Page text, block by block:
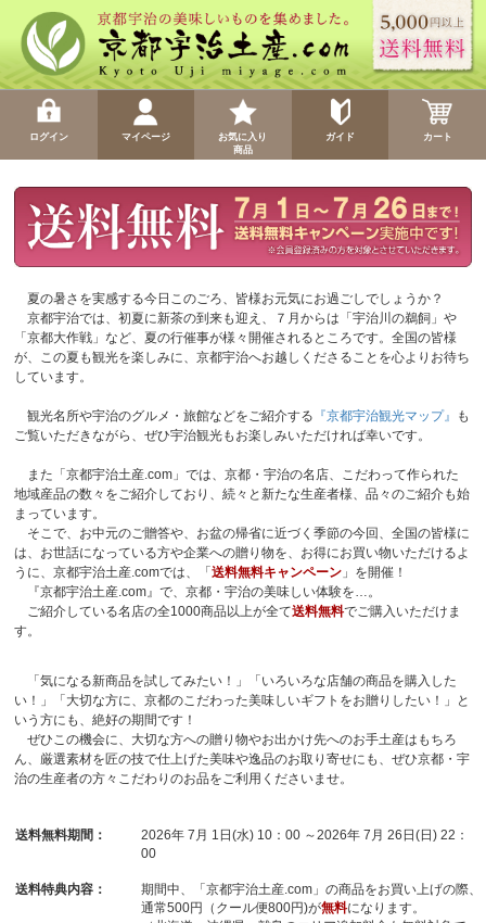
ログイン マイページ
お気に入り
商品
ガイド カート
夏の暑さを実感する今日このごろ、皆様お元気にお過ごしでしょうか？
京都宇治では、初夏に新茶の到来も迎え、７月からは「宇治川の鵜飼」や
「京都大作戦」など、夏の行催事が様々開催されるところです。全国の皆様
が、この夏も観光を楽しみに、京都宇治へお越しくださることを心よりお待ち
しています。
観光名所や宇治のグルメ・旅館などをご紹介する 『京都宇治観光マップ』
も
ご覧いただきながら、ぜひ宇治観光もお楽しみいただければ幸いです。
また「京都宇治土産.com」では、京都・宇治の名店、こだわって作られた
地域産品の数々をご紹介しており、続々と新たな生産者様、品々のご紹介も始
まっています。
そこで、お中元のご贈答や、お盆の帰省に近づく季節の今回、全国の皆様に
は、お世話になっている方や企業への贈り物を、お得にお買い物いただけるよ
うに、京都宇治土産.comでは、「送料無料キャンペーン 」を開催！
『京都宇治土産.com』で、京都・宇治の美味しい体験を…。
ご紹介している名店の全1000商品以上が全て送料無料でご購入いただけま
す。
「気になる新商品を試してみたい！」「いろいろな店舗の商品を購入した
い！」「大切な方に、京都のこだわった美味しいギフトをお贈りしたい！」と
いう方にも、絶好の期間です！
ぜひこの機会に、大切な方への贈り物やお出かけ先へのお手土産はもちろ
ん、厳選素材を匠の技で仕上げた美味や逸品のお取り寄せにも、ぜひ京都・宇
治の生産者の方々こだわりのお品をご利用くださいませ。
送料無料期間：
2026年 7月 1日(水) 10：00 ～2026年 7月 26日(日) 22：
00
送料特典内容：
期間中、「京都宇治土産.com」の商品をお買い上げの際、
通常500円（クール便800円)が無料になります。